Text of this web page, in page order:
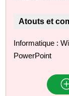
Atouts et
Informatique :
PowerPoint